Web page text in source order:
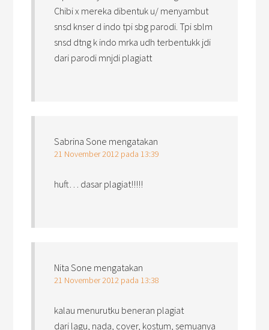
Chibi x mereka dibentuk u/ menyambut
snsd knser d indo tpi sbg parodi. Tpi sblm
snsd dtng k indo mrka udh terbentukk jdi
dari parodi mnjdi plagiatt
Sabrina Sone mengatakan
21 November 2012 pada 13:39
huft… dasar plagiat!!!!!
Nita Sone mengatakan
21 November 2012 pada 13:38
kalau menurutku beneran plagiat
dari lagu, nada, cover, kostum, semuanya